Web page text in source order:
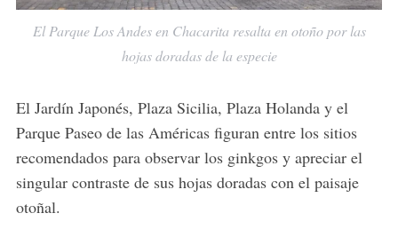
El Parque Los Andes en Chacarita resalta en otoño por las
hojas doradas de la especie
El Jardín Japonés, Plaza Sicilia, Plaza Holanda y el
Parque Paseo de las Américas figuran entre los sitios
recomendados para observar los ginkgos y apreciar el
singular contraste de sus hojas doradas con el paisaje
otoñal.